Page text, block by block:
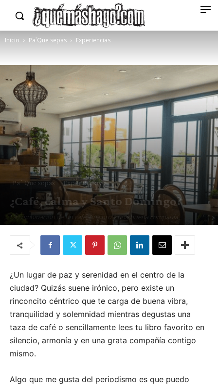
Inicio Pa`Que sepas Experiencias
Pa`Que sepas Experiencias
¿Café, calma y Santo Domingo?
La combinación de un café, un libro y una buena compañía...
¿Un lugar de paz y serenidad en el centro de la
ciudad? Quizás suene irónico, pero existe un
rinconcito céntrico que te carga de buena vibra,
tranquilidad y solemnidad mientras degustas una
taza de café o sencillamente lees tu libro favorito en
silencio, armonía y en una grata compañía contigo
mismo.
Algo que me gusta del periodismo es que puedo